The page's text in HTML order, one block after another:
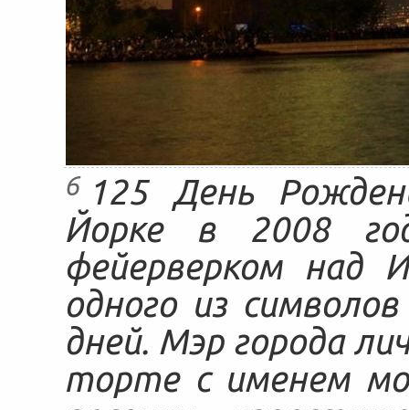
6 125 День
Йорке в 2008
фейерверком над
одного из
дней. Мэр города
торте с именем